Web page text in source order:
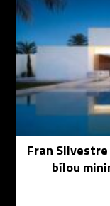
Fran
bílou